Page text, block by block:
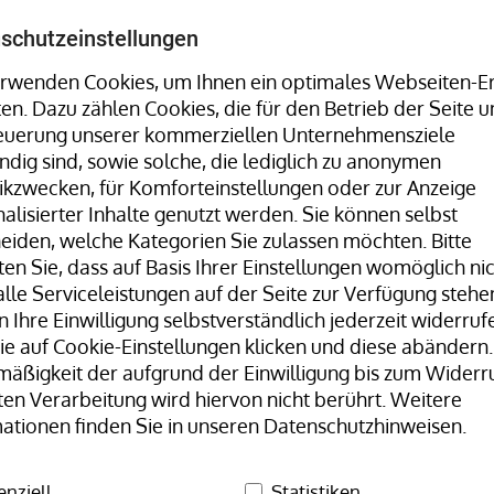
Cookies, um Ihnen ein optimales Webseiten-
Dazu zählen Cookies, die für den Betrieb der Seite
unserer kommerziellen Unternehmensziele
sind, sowie solche, die lediglich zu anonymen
für Komforteinstellungen oder zur Anzeige
Inhalte genutzt werden. Sie können selbst
welche Kategorien Sie zulassen möchten. Bitte
Sie, dass auf Basis Ihrer Einstellungen womöglich
Serviceleistungen auf der Seite zur Verfügung
Ihre Einwilligung selbstverständlich jederzeit
auf Cookie-Einstellungen klicken und diese
der aufgrund der Einwilligung bis zum
Verarbeitung wird hiervon nicht berührt. Weitere
finden Sie in unseren Datenschutzhinweisen.
Stretchwickler uvm. finden Sie
Hotline:+49 8323 9660-0| Mo-Fr
Unser Team H+D Stammwerk
und Tischgeräte, Streifengeber Handabroller Modell